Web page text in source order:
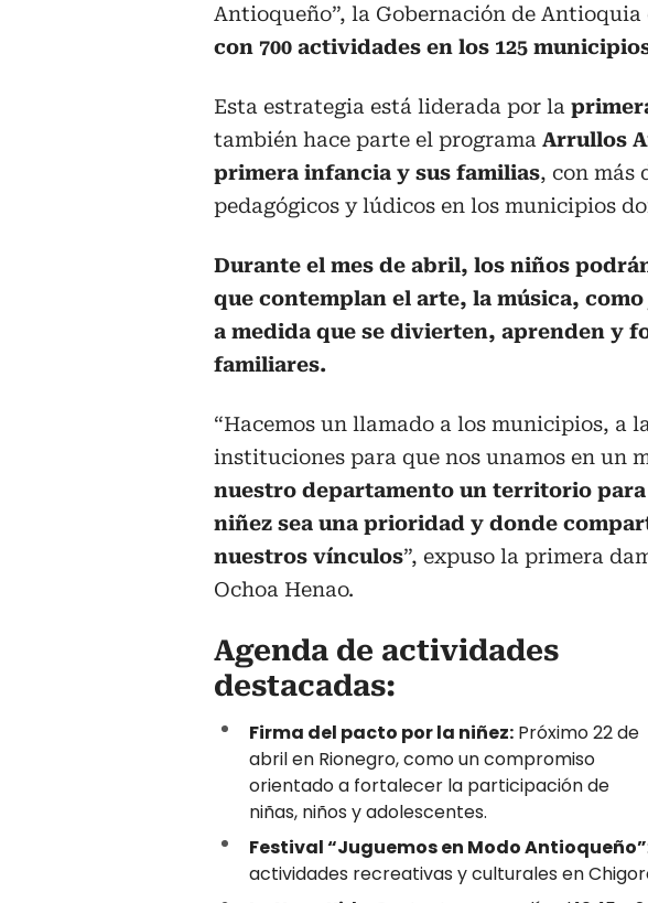
Antioqueño”, la Gobernación de
con 700 actividades en los 125
Esta estrategia está liderada por la
también hace parte el programa Arrullos
primera infancia y sus familias, con más
pedagógicos y lúdicos en los municipios
Durante el mes de abril, los niños
que contemplan el arte, la música,
a medida que se divierten, aprenden y
familiares.
“Hacemos un llamado a los municipios, a
instituciones para que nos unamos en un
nuestro departamento un territorio
niñez sea una prioridad y donde
nuestros vínculos”, expuso la primera
Ochoa Henao.
Agenda de actividades
destacadas:
Firma del pacto por la niñez: Próximo 22 de
abril en Rionegro, como un compromiso
orientado a fortalecer la participación de
niñas, niños y adolescentes.
Festival “Juguemos en Modo Antioqueño”
actividades recreativas y culturales en